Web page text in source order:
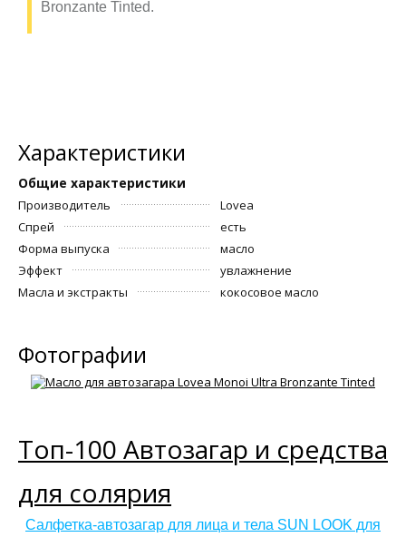
Bronzante Tinted.
Характеристики
Общие характеристики
Производитель
Lovea
Спрей
есть
Форма выпуска
масло
Эффект
увлажнение
Масла и экстракты
кокосовое масло
Фотографии
Топ-100 Автозагар и средства
для солярия
Салфетка-автозагар для лица и тела SUN LOOK для